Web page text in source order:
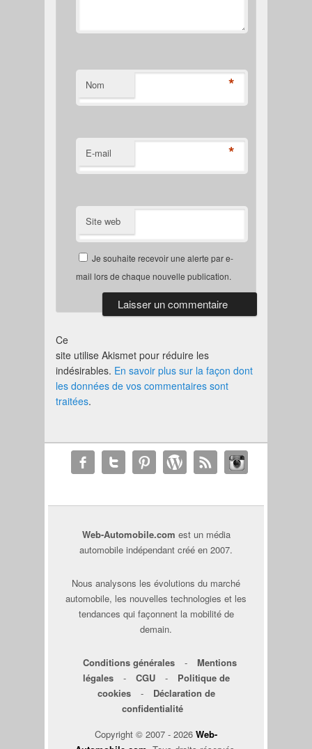
Nom *
E-mail *
Site web
Je souhaite recevoir une alerte par e-
mail lors de chaque nouvelle publication.
Ce
site utilise Akismet pour réduire les
indésirables. En savoir plus sur la façon dont
les données de vos commentaires sont
traitées.
Web-Automobile.com est un média
automobile indépendant créé en 2007.
Nous analysons les évolutions du marché
automobile, les nouvelles technologies et les
tendances qui façonnent la mobilité de
demain.
Conditions générales -
Mentions
légales
- CGU -
Politique de
cookies
-
Déclaration de
confidentialité
Copyright © 2007 - 2026 Web-